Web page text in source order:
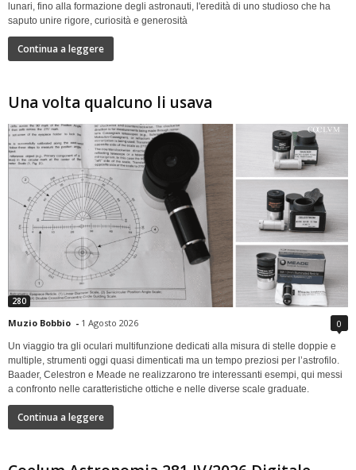
lunari, fino alla formazione degli astronauti, l'eredità di uno studioso che ha
saputo unire rigore, curiosità e generosità
Continua a leggere
Una volta qualcuno li usava
280
Muzio Bobbio - 1 Agosto 2026 0
Un viaggio tra gli oculari multifunzione dedicati alla misura di stelle doppie e
multiple, strumenti oggi quasi dimenticati ma un tempo preziosi per l’astrofilo.
Baader, Celestron e Meade ne realizzarono tre interessanti esempi, qui messi
a confronto nelle caratteristiche ottiche e nelle diverse scale graduate.
Continua a leggere